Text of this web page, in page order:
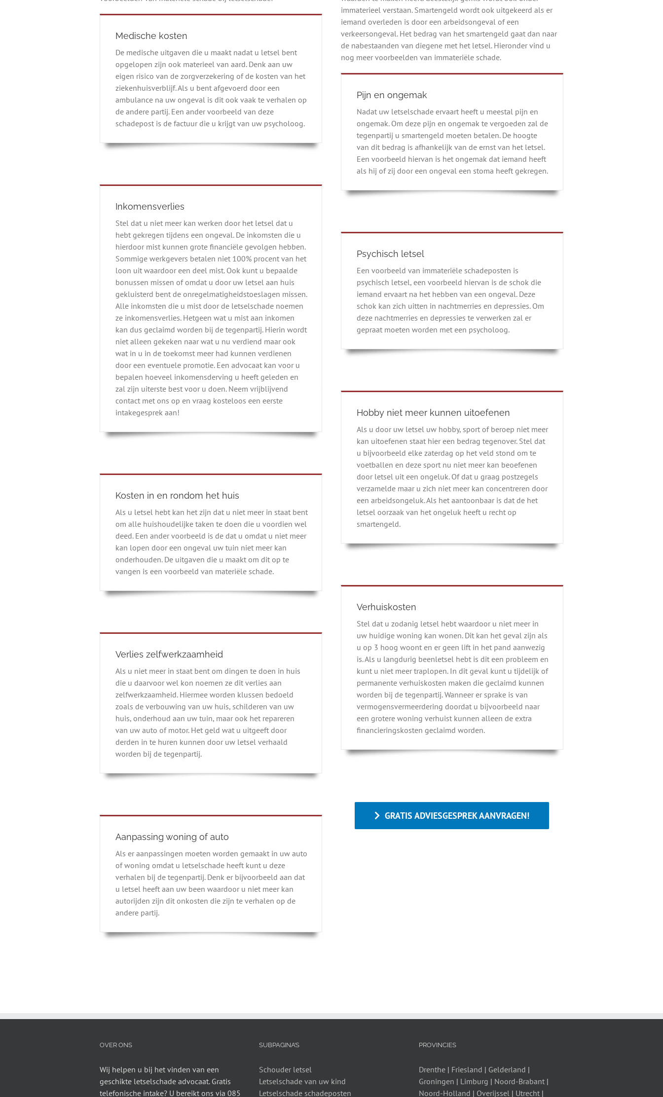
Medische kosten
De medische uitgaven die u maakt nadat u letsel bent
opgelopen zijn ook materieel van aard. Denk aan uw
eigen risico van de zorgverzekering of de kosten van het
ziekenhuisverblijf. Als u bent afgevoerd door een
ambulance na uw ongeval is dit ook vaak te verhalen op
de andere partij. Een ander voorbeeld van deze
schadepost is de factuur die u krijgt van uw psycholoog.
Inkomensverlies
Stel dat u niet meer kan werken door het letsel dat u
hebt gekregen tijdens een ongeval. De inkomsten die u
hierdoor mist kunnen grote financiële gevolgen hebben.
Sommige werkgevers betalen niet 100% procent van het
loon uit waardoor een deel mist. Ook kunt u bepaalde
bonussen missen of omdat u door uw letsel aan huis
gekluisterd bent de onregelmatigheidstoeslagen missen.
Alle inkomsten die u mist door de letselschade noemen
ze inkomensverlies. Hetgeen wat u mist aan inkomen
kan dus geclaimd worden bij de tegenpartij. Hierin wordt
niet alleen gekeken naar wat u nu verdiend maar ook
wat in u in de toekomst meer had kunnen verdienen
door een eventuele promotie. Een advocaat kan voor u
bepalen hoeveel inkomensderving u heeft geleden en
zal zijn uiterste best voor u doen. Neem vrijblijvend
contact met ons op en vraag kosteloos een eerste
intakegesprek aan!
Kosten in en rondom het huis
Als u letsel hebt kan het zijn dat u niet meer in staat bent
om alle huishoudelijke taken te doen die u voordien wel
deed. Een ander voorbeeld is de dat u omdat u niet meer
kan lopen door een ongeval uw tuin niet meer kan
onderhouden. De uitgaven die u maakt om dit op te
vangen is een voorbeeld van materiële schade.
Verlies zelfwerkzaamheid
Als u niet meer in staat bent om dingen te doen in huis
die u daarvoor wel kon noemen ze dit verlies aan
zelfwerkzaamheid. Hiermee worden klussen bedoeld
zoals de verbouwing van uw huis, schilderen van uw
huis, onderhoud aan uw tuin, maar ook het repareren
van uw auto of motor. Het geld wat u uitgeeft door
derden in te huren kunnen door uw letsel verhaald
worden bij de tegenpartij.
Aanpassing woning of auto
Als er aanpassingen moeten worden gemaakt in uw auto
of woning omdat u letselschade heeft kunt u deze
verhalen bij de tegenpartij. Denk er bijvoorbeeld aan dat
u letsel heeft aan uw been waardoor u niet meer kan
autorijden zijn dit onkosten die zijn te verhalen op de
andere partij.
immaterieel verstaan. Smartengeld wordt ook uitgekeerd als er
iemand overleden is door een arbeidsongeval of een
verkeersongeval. Het bedrag van het smartengeld gaat dan naar
de nabestaanden van diegene met het letsel. Hieronder vind u
nog meer voorbeelden van immateriële schade.
Pijn en ongemak
Nadat uw letselschade ervaart heeft u meestal pijn en
ongemak. Om deze pijn en ongemak te vergoeden zal de
tegenpartij u smartengeld moeten betalen. De hoogte
van dit bedrag is afhankelijk van de ernst van het letsel.
Een voorbeeld hiervan is het ongemak dat iemand heeft
als hij of zij door een ongeval een stoma heeft gekregen.
Psychisch letsel
Een voorbeeld van immateriële schadeposten is
psychisch letsel, een voorbeeld hiervan is de schok die
iemand ervaart na het hebben van een ongeval. Deze
schok kan zich uitten in nachtmerries en depressies. Om
deze nachtmerries en depressies te verwerken zal er
gepraat moeten worden met een psycholoog.
Hobby niet meer kunnen uitoefenen
Als u door uw letsel uw hobby, sport of beroep niet meer
kan uitoefenen staat hier een bedrag tegenover. Stel dat
u bijvoorbeeld elke zaterdag op het veld stond om te
voetballen en deze sport nu niet meer kan beoefenen
door letsel uit een ongeluk. Of dat u graag postzegels
verzamelde maar u zich niet meer kan concentreren door
een arbeidsongeluk. Als het aantoonbaar is dat de het
letsel oorzaak van het ongeluk heeft u recht op
smartengeld.
Verhuiskosten
Stel dat u zodanig letsel hebt waardoor u niet meer in
uw huidige woning kan wonen. Dit kan het geval zijn als
u op 3 hoog woont en er geen lift in het pand aanwezig
is. Als u langdurig beenletsel hebt is dit een probleem en
kunt u niet meer traplopen. In dit geval kunt u tijdelijk of
permanente verhuiskosten maken die geclaimd kunnen
worden bij de tegenpartij. Wanneer er sprake is van
vermogensvermeerdering doordat u bijvoorbeeld naar
een grotere woning verhuist kunnen alleen de extra
financieringskosten geclaimd worden.
GRATIS ADVIESGESPREK AANVRAGEN!
OVER ONS
Wij helpen u bij het vinden van een
geschikte letselschade advocaat. Gratis
telefonische intake? U bereikt ons via 085
SUBPAGINA’S
Schouder letsel
Letselschade van uw kind
Letselschade schadeposten
PROVINCIES
Drenthe| Friesland | Gelderland |
Groningen | Limburg | Noord-Brabant|
Noord-Holland | Overijssel | Utrecht|